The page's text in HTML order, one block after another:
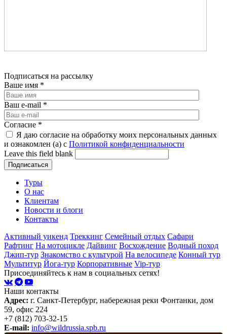
Подписаться на рассылку
Ваше имя *
Ваш e-mail *
Согласие *
Я даю согласие на обработку моих персональных данных
и ознакомлен (а) с Политикой конфиденциальности
Leave this field blank
Туры
О нас
Клиентам
Новости и блоги
Контакты
Активный уикенд Треккинг Семейный отдых Сафари
Рафтинг На мотоцикле Дайвинг Восхождение Водный поход
Джип-тур Знакомство с культурой На велосипеде Конный тур
Мультитур Йога-тур Корпоративные Vip-тур
Присоединяйтесь к нам в социальных сетях!
Наши контакты
Адрес: г. Санкт-Петербург, набережная реки Фонтанки, дом
59, офис 224
+7 (812) 703-32-15
E-mail: info@wildrussia.spb.ru